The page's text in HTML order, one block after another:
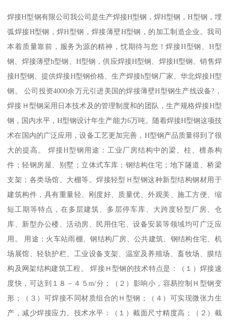
焊接H型钢有限公司我公司是生产焊接H型钢，焊H型钢，H型钢，埋
弧焊接H型钢，焊H型钢，焊接薄壁H型钢，的加工制造企业。我司
本着质量靠前，服务为源的精神，忱期待与您！焊接H型钢、H型
钢、焊接薄壁h型钢、H型钢，供应焊接H型钢、焊接H型钢、销售焊
接H型钢、提供焊接H型钢价格、生产焊接h型钢厂家、华北焊接H型
钢。 公司投资4000余万元引进美国的焊接薄壁H型钢生产线设备?，
焊接Ｈ型钢采用日本技术及的管理制度和的团队，生产规格焊接H型
钢，国内水平，H型钢设计年生产能力6万吨。随着焊接H型钢这项技
术在国内的广泛应用，设备工艺更加完善，H型钢产品质量得到了很
大的提高。 焊接H型钢用途：工业厂房结构中的梁、柱、檩条构
件；轻钢房屋、别墅；立体式车库；钢结构住宅；地下隧道、桥梁
支架；各类场馆、大棚等。焊接轻型Ｈ型钢这种新型结构钢材用于
建筑构件，具有重量轻、刚度好、质量优、外观美、施工方便、缩
短工期等特点，在多层建筑、多层停车库、大跨度轻型厂房、仓
库、新型办公楼、活动房、民用住宅、设备安装等领域均可广泛应
用。 用途：火车站雨棚、钢结构厂房、公共建筑、钢结构住宅、机
场展馆、轻轨护栏、工业设备支架、温室及养殖场、畜牧场、膜结
构及网架结构建筑工程。 焊接Ｈ型钢的技术特点是：（１）焊接速
度快，可达到１８－４５m/分；（２）影响小，容易控制Ｈ型钢变
形；（３）可焊接不同材质组合的Ｈ型钢；（４）可实现微张力生
产，减少焊接应力。技术水平：（１）截面尺寸精度高；（２）截